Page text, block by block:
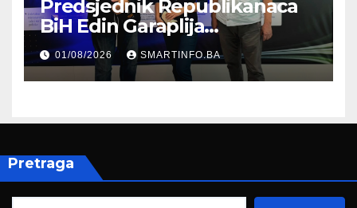
Predsjednik Republikanaca
BiH Edin Garaplija
prisustvovao prezentaciji
Federalnog sajma
zapošljavanja
01/08/2026 SMARTINFO.BA
Pretraga